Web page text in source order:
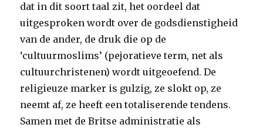
dat in dit soort taal zit, het oordeel dat
uitgesproken wordt over de godsdienstigheid
van de ander, de druk die op de
‘cultuurmoslims’ (pejoratieve term, net als
cultuurchristenen) wordt uitgeoefend. De
religieuze marker is gulzig, ze slokt op, ze
neemt af, ze heeft een totaliserende tendens.
Samen met de Britse administratie als